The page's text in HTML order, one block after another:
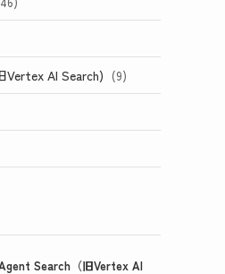
Vertex AI Search) (9)
Search（旧Vertex AI